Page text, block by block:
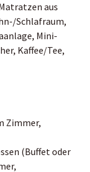
aus
Schlafraum,
Mini-
Kaffee/Tee,
Zimmer,
(Buffet oder